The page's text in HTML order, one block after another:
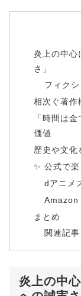
炎上の中心
さ」
フィク
相次ぐ著作
「時間は
価値
歴史や文化
✨ 公式で
dアニメ
Amazon
まとめ
関連記事
炎上の中